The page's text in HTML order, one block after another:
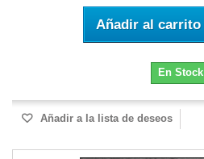
Añadir al carrito
En Stock
Añadir a la lista de deseos